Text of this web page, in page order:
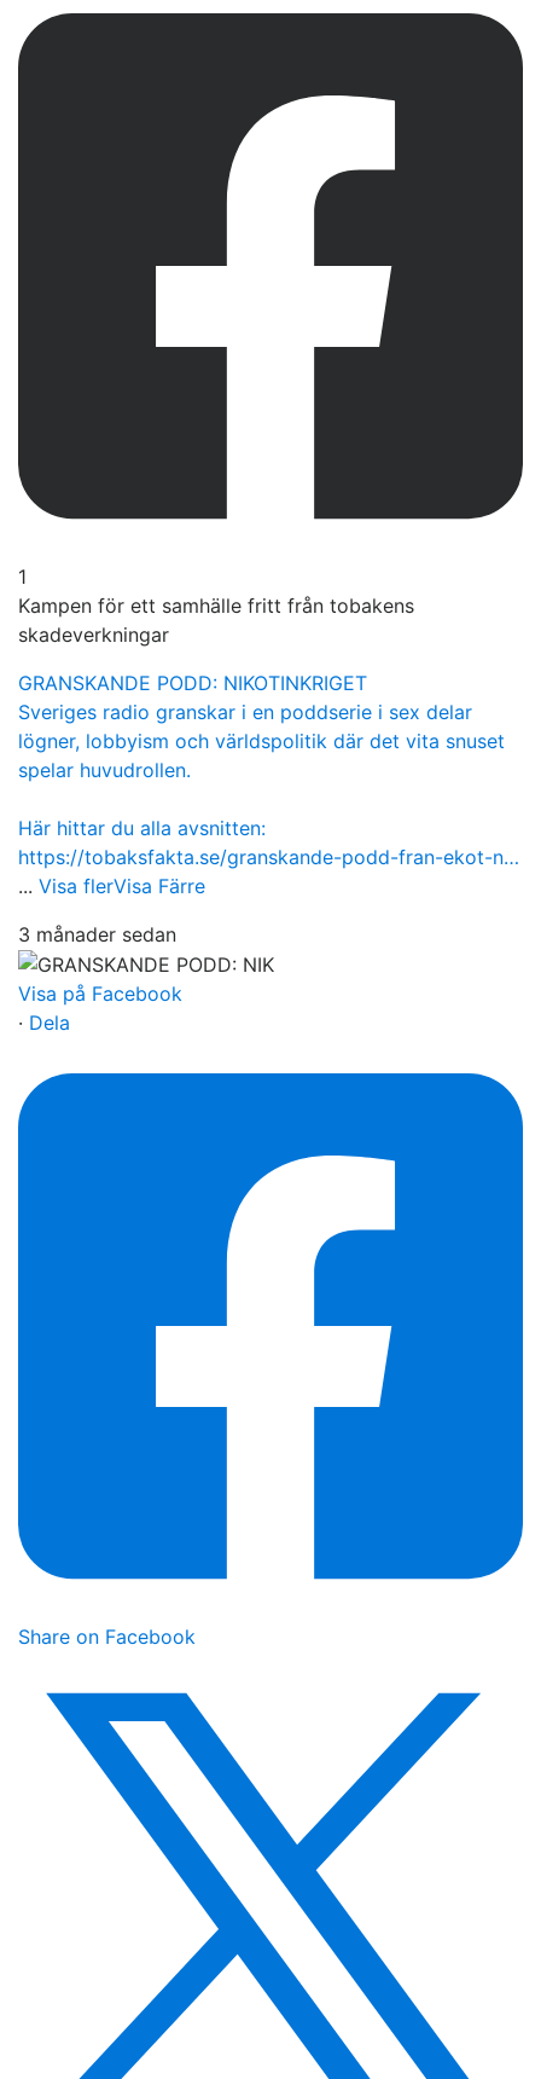
1
Kampen för ett samhälle fritt från tobakens
skadeverkningar
GRANSKANDE PODD: NIKOTINKRIGET
Sveriges radio granskar i en poddserie i sex delar
lögner, lobbyism och världspolitik där det vita snuset
spelar huvudrollen.
Här hittar du alla avsnitten:
https://tobaksfakta.se/granskande-podd-fran-ekot-n…
... Visa flerVisa Färre
3 månader sedan
Visa på Facebook
· Dela
Share on Facebook